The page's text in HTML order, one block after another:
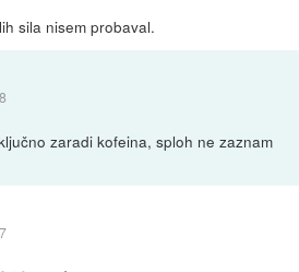
sila nisem probaval.
zaradi kofeina, sploh ne zaznam